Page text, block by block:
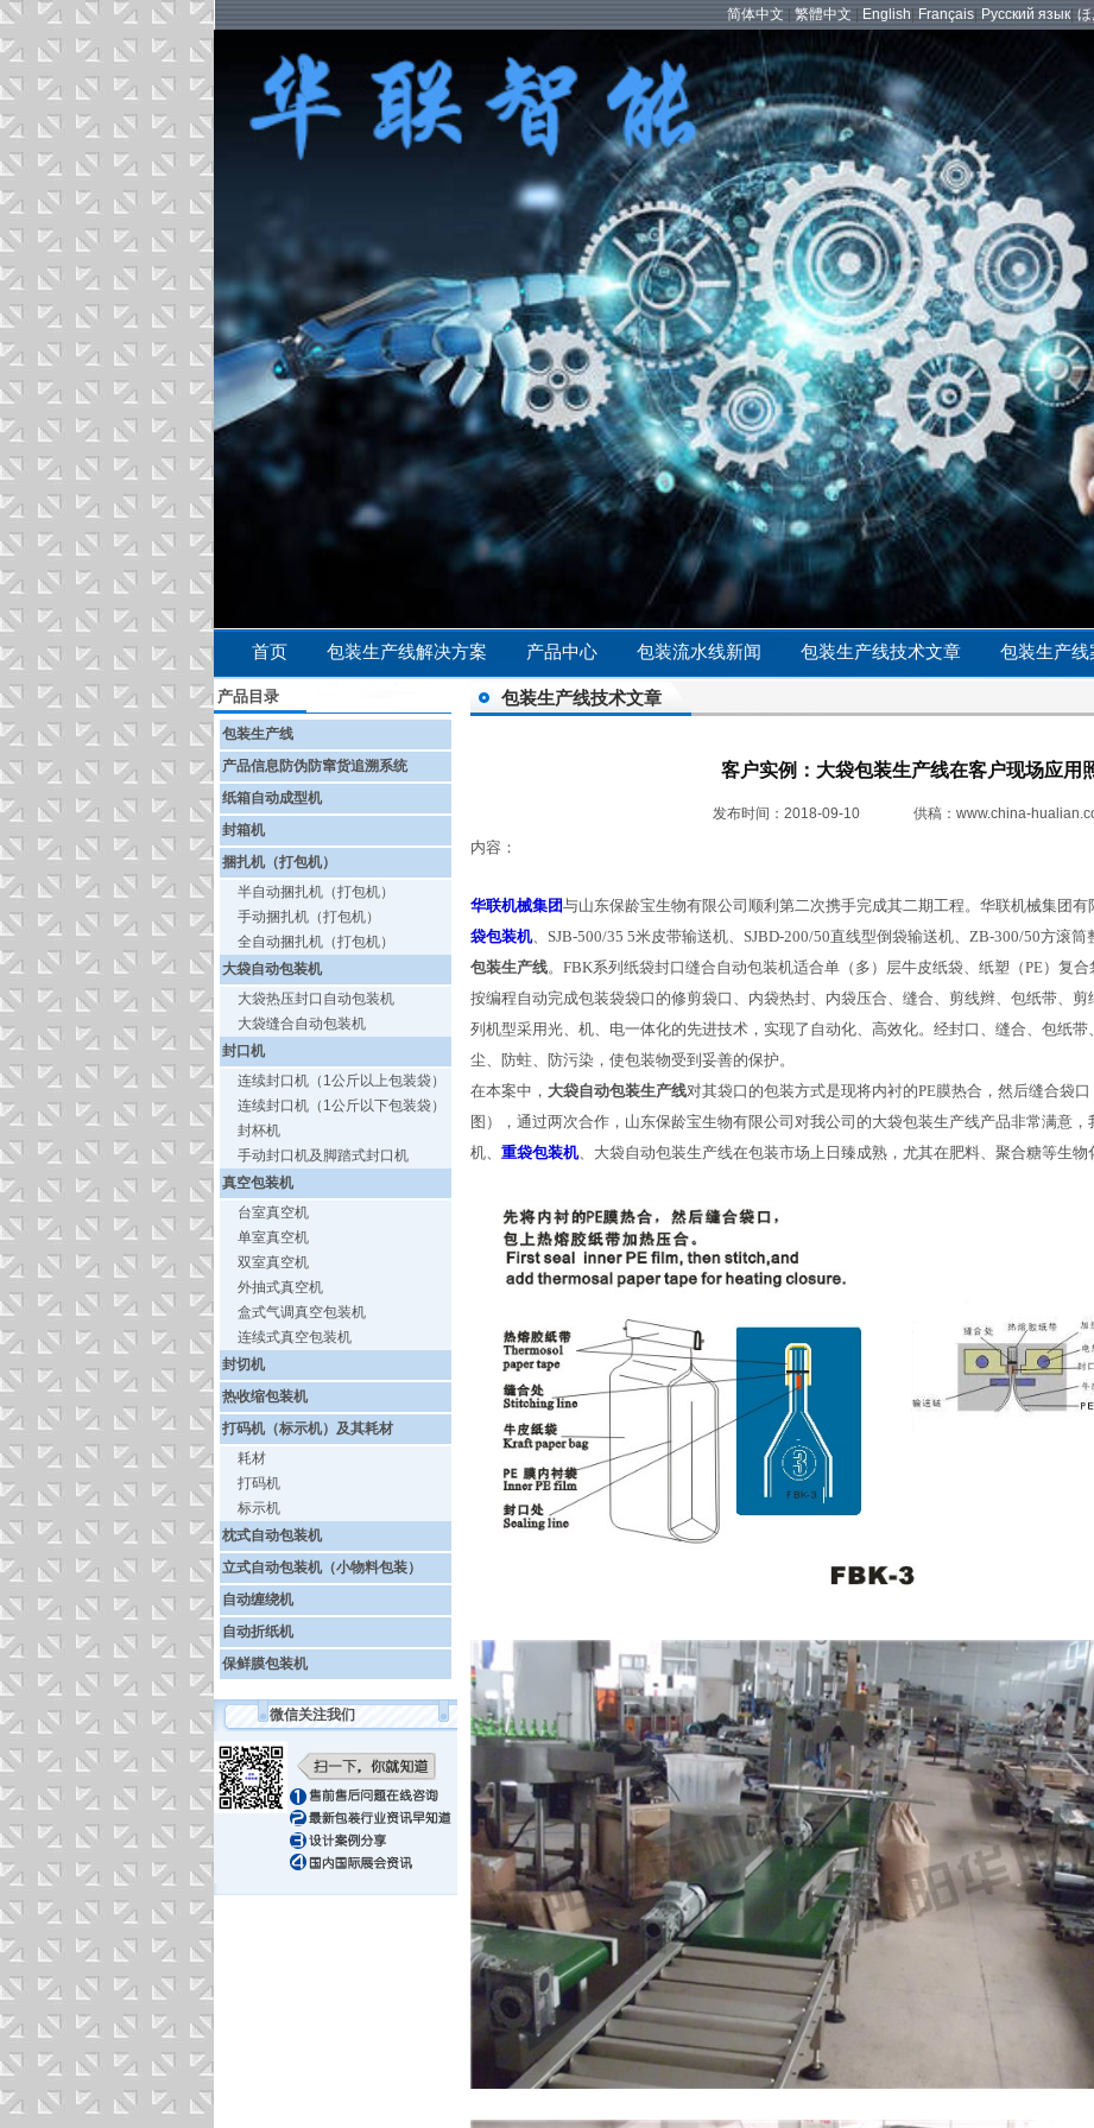
简体中文 繁體中文 English Français Русский язык
首页 包装生产线解决方案 产品中心 包装流水线新闻 包装生产线技术文章 包装生产线
产品目录
包装生产线
产品信息防伪防窜货追溯系统
纸箱自动成型机
封箱机
捆扎机（打包机）
半自动捆扎机（打包机）
手动捆扎机（打包机）
全自动捆扎机（打包机）
大袋自动包装机
大袋热压封口自动包装机
大袋缝合自动包装机
封口机
连续封口机（1公斤以上包装袋）
连续封口机（1公斤以下包装袋）
封杯机
手动封口机及脚踏式封口机
真空包装机
台室真空机
单室真空机
双室真空机
外抽式真空机
盒式气调真空包装机
连续式真空包装机
封切机
热收缩包装机
打码机（标示机）及其耗材
耗材
打码机
标示机
枕式自动包装机
立式自动包装机（小物料包装）
自动缠绕机
自动折纸机
保鲜膜包装机
微信关注我们
包装生产线技术文章
客户实例：大袋包装生产线在客户现场应用
发布时间：2018-09-10 供稿： www.china-
内容：
华联机械集团与山东保龄宝生物有限公司顺利第二次携手完成其二期工程。华联机械集团
袋包装机、SJB-500/35 5米皮带输送机、SJBD-200/50直线型倒袋输送机、ZB-300/50方滚
包装生产线。FBK系列纸袋封口缝合自动包装机适合单（多）层牛皮纸袋、纸塑（PE）复
按编程自动完成包装袋袋口的修剪袋口、内袋热封、内袋压合、缝合、剪线辫、包纸带、
列机型采用光、机、电一体化的先进技术，实现了自动化、高效化。经封口、缝合、包纸
尘、防蛀、防污染，使包装物受到妥善的保护。
在本案中， 大袋自动包装生产线对其袋口的包装方式是现将内衬的PE膜热合，然后缝合袋
图），通过两次合作，山东保龄宝生物有限公司对我公司的大袋包装生产线产品非常满意
机、 重袋包装机、大袋自动包装生产线在包装市场上日臻成熟，尤其在肥料、聚合糖等生物